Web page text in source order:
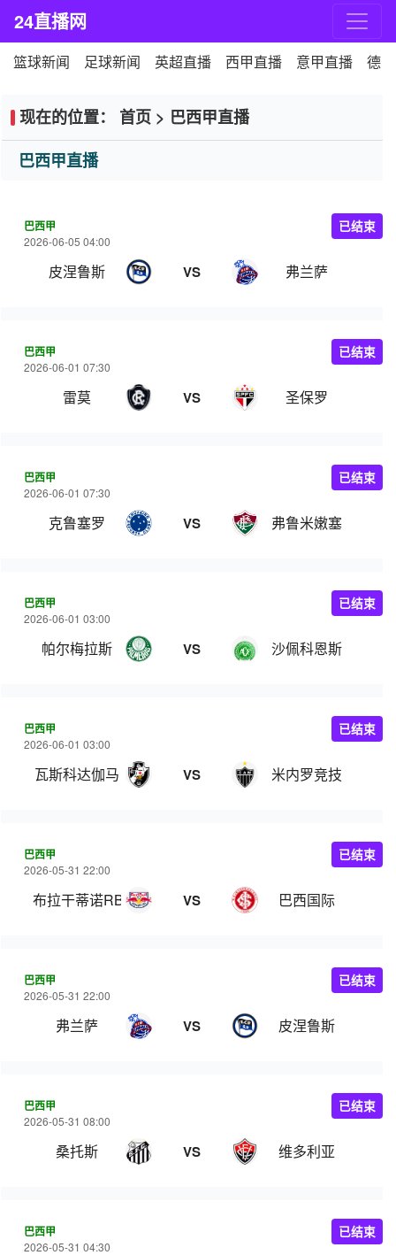
24直播网
篮球新闻 足球新闻 英超直播 西甲直播 意甲直播 德
现在的位置： 首页 > 巴西甲直播
巴西甲直播
巴西甲
2026-06-05 04:00
皮涅鲁斯 VS 弗兰萨
已结束
巴西甲
2026-06-01 07:30
雷莫 VS 圣保罗
已结束
巴西甲
2026-06-01 07:30
克鲁塞罗 VS 弗鲁米嫩塞
已结束
巴西甲
2026-06-01 03:00
帕尔梅拉斯 VS 沙佩科恩斯
已结束
巴西甲
2026-06-01 03:00
瓦斯科达伽马 VS 米内罗竞技
已结束
巴西甲
2026-05-31 22:00
布拉干蒂诺RB VS 巴西国际
已结束
巴西甲
2026-05-31 22:00
弗兰萨 VS 皮涅鲁斯
已结束
巴西甲
2026-05-31 08:00
桑托斯 VS 维多利亚
已结束
巴西甲
2026-05-31 04:30
已结束